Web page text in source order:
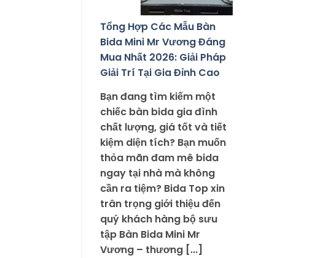
Tổng Hợp Các Mẫu Bàn
Bida Mini Mr Vương Đáng
Mua Nhất 2026: Giải Pháp
Giải Trí Tại Gia Đỉnh Cao
Bạn đang tìm kiếm một
chiếc bàn bida gia đình
chất lượng, giá tốt và tiết
kiệm diện tích? Bạn muốn
thỏa mãn đam mê bida
ngay tại nhà mà không
cần ra tiệm? Bida Top xin
trân trọng giới thiệu đến
quý khách hàng bộ sưu
tập Bàn Bida Mini Mr
Vương – thương [...]